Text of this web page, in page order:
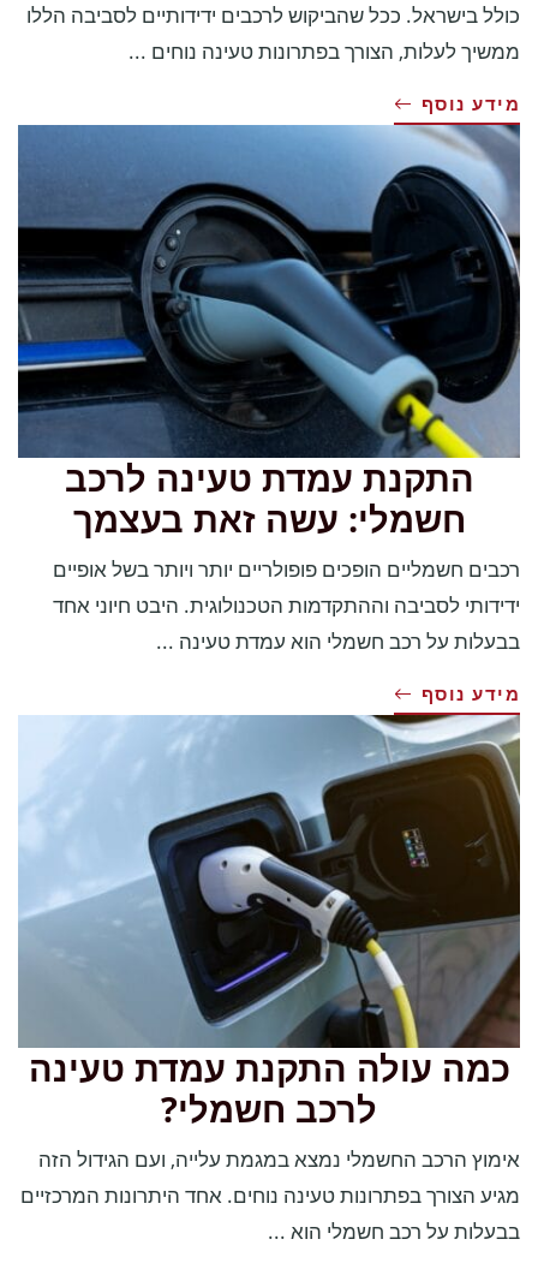
כולל בישראל. ככל שהביקוש לרכבים ידידותיים לסביבה הללו
ממשיך לעלות, הצורך בפתרונות טעינה נוחים ...
מידע נוסף
התקנת עמדת טעינה לרכב
חשמלי: עשה זאת בעצמך
רכבים חשמליים הופכים פופולריים יותר ויותר בשל אופיים
ידידותי לסביבה וההתקדמות הטכנולוגית. היבט חיוני אחד
בבעלות על רכב חשמלי הוא עמדת טעינה ...
מידע נוסף
כמה עולה התקנת עמדת טעינה
לרכב חשמלי?
אימוץ הרכב החשמלי נמצא במגמת עלייה, ועם הגידול הזה
מגיע הצורך בפתרונות טעינה נוחים. אחד היתרונות המרכזיים
בבעלות על רכב חשמלי הוא ...